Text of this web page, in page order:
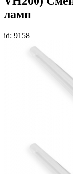
ламп
id: 9158